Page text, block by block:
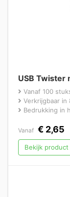
USB Twister
Vanaf 100
Verkrijgbaar in
Bedrukking in
Vanaf € 2,65
Bekijk product